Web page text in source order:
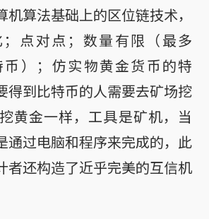
机算法基础上的区位链技术，
点对点；数量有限（最多
币）；仿实物黄金货币的特
得到比特币的人需要去矿场挖
黄金一样，工具是矿机，当
通过电脑和程序来完成的，此
者还构造了近乎完美的互信机